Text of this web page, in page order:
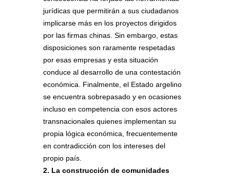
jurídicas que permitirán a sus ciudadanos
implicarse más en los proyectos dirigidos
por las firmas chinas. Sin embargo, estas
disposiciones son raramente respetadas
por esas empresas y esta situación
conduce al desarrollo de una contestación
económica. Finalmente, el Estado argelino
se encuentra sobrepasado y en ocasiones
incluso en competencia con esos actores
transnacionales quienes implementan su
propia lógica económica, frecuentemente
en contradicción con los intereses del
propio país.
2. La construcción de comunidades